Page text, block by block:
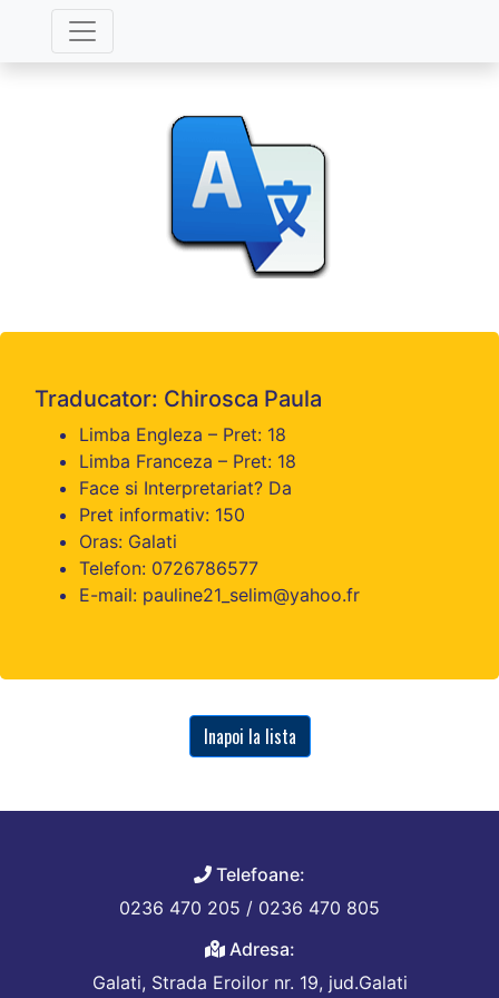
Traducator: Chirosca Paula
Limba Engleza – Pret: 18
Limba Franceza – Pret: 18
Face si Interpretariat? Da
Pret informativ: 150
Oras: Galati
Telefon: 0726786577
E-mail: pauline21_selim@yahoo.fr
Inapoi la lista
Telefoane:
0236 470 205 / 0236 470 805
Adresa:
Galati, Strada Eroilor nr. 19, jud.Galati